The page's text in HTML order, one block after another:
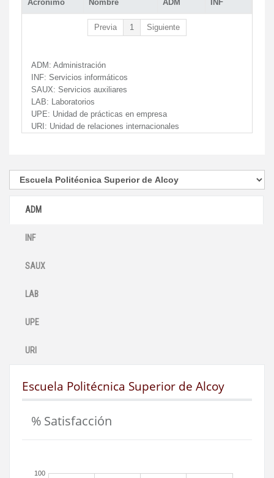
Acrónimo Nombre ADM INF
Previa 1 Siguiente
ADM: Administración
INF: Servicios informáticos
SAUX: Servicios auxiliares
LAB: Laboratorios
UPE: Unidad de prácticas en empresa
URI: Unidad de relaciones internacionales
ADM
INF
SAUX
LAB
UPE
URI
Escuela Politécnica Superior de Alcoy
% Satisfacción
100